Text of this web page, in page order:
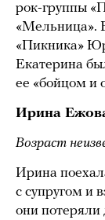
рок-группы
«Мельница».
«Пикника»
Екатерина
ее «бойцом и
Ирина
Возраст
Ирина
с супругом и
они потеряли